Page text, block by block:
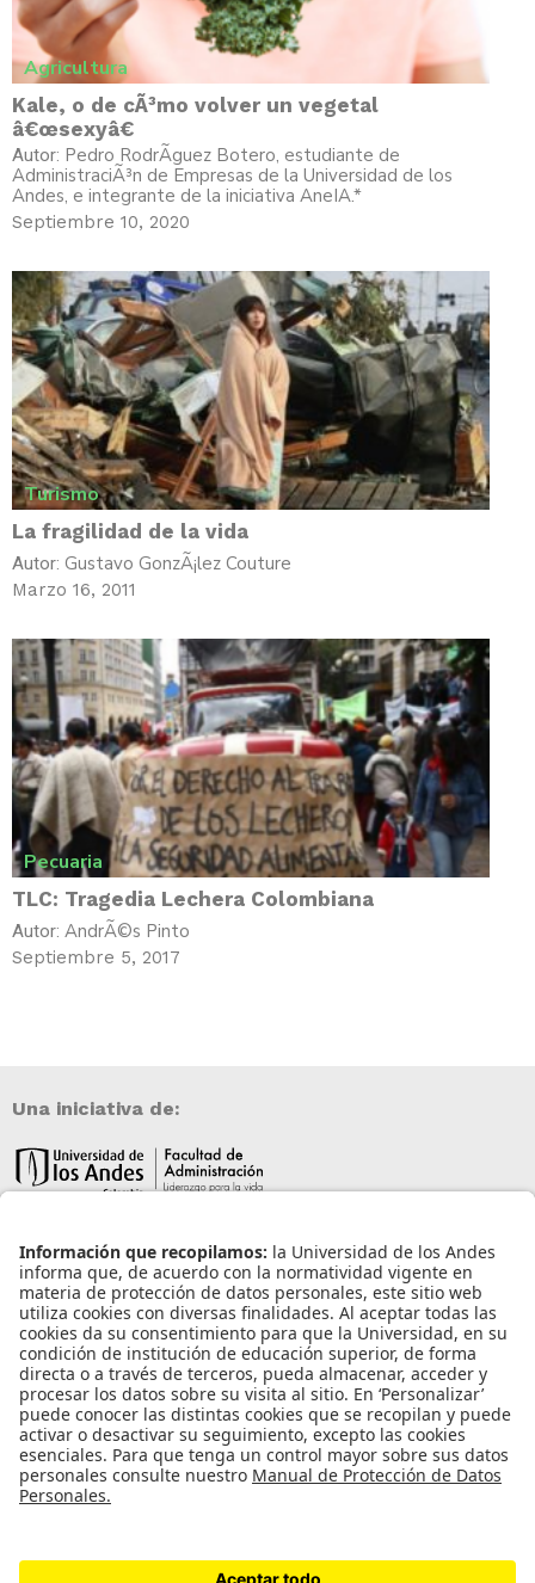
Agricultura
Kale, o de cÃ³mo volver un vegetal
â€œsexyâ€
Autor: Pedro RodrÃ­guez Botero, estudiante de
AdministraciÃ³n de Empresas de la Universidad de los
Andes, e integrante de la iniciativa AneIA.*
Septiembre 10, 2020
Turismo
La fragilidad de la vida
Autor: Gustavo GonzÃ¡lez Couture
Marzo 16, 2011
Pecuaria
TLC: Tragedia Lechera Colombiana
Autor: AndrÃ©s Pinto
Septiembre 5, 2017
Una iniciativa de:
Información de contacto
info@aneia.edu.co
Bogotá, Colombia
Enlaces de interés
Iniciar sesión
Política de tratamiento de datos personales
Contacto
Universidad de los Andes | Vigilada Mineducación